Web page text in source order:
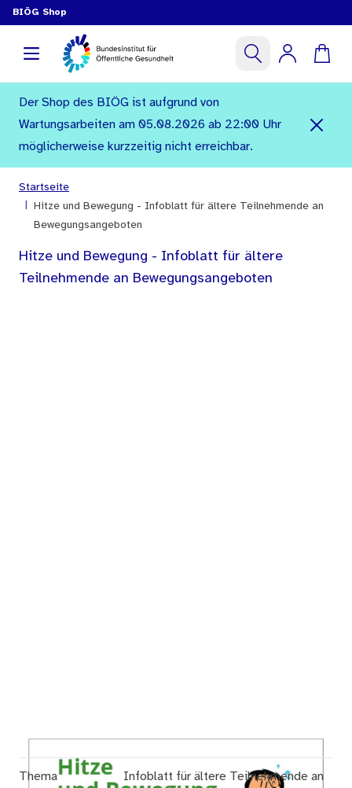
BIÖG Shop
Der Shop des BIÖG ist aufgrund von
Wartungsarbeiten am 05.08.2026 ab 22:00 Uhr
möglicherweise kurzzeitig nicht erreichbar.
Startseite
Hitze und Bewegung - Infoblatt für ältere Teilnehmende an
Bewegungsangeboten
Hitze und Bewegung - Infoblatt für ältere
Teilnehmende an Bewegungsangeboten
Thema
Infoblatt für ältere Teilnehmende an